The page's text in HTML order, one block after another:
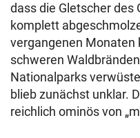
dass die Gletscher des
komplett
vergangenen Monaten
schweren
Nationalparks
blieb zunächst unklar.
reichlich ominös von